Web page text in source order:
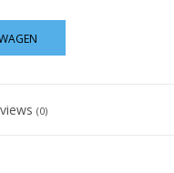
(0)